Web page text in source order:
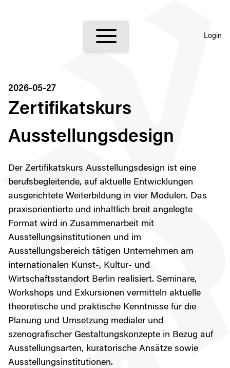
Login
2026-05-27
Zertifikatskurs
Ausstellungsdesign
Der Zertifikatskurs Ausstellungsdesign ist eine
berufsbegleitende, auf aktuelle Entwicklungen
ausgerichtete Weiterbildung in vier Modulen. Das
praxisorientierte und inhaltlich breit angelegte
Format wird in Zusammenarbeit mit
Ausstellungsinstitutionen und im
Ausstellungsbereich tätigen Unternehmen am
internationalen Kunst-, Kultur- und
Wirtschaftsstandort Berlin realisiert. Seminare,
Workshops und Exkursionen vermitteln aktuelle
theoretische und praktische Kenntnisse für die
Planung und Umsetzung medialer und
szenografischer Gestaltungskonzepte in Bezug auf
Ausstellungsarten, kuratorische Ansätze sowie
Ausstellungsinstitutionen.